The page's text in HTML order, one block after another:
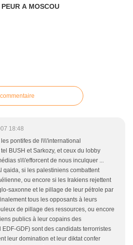
A MOSCOU
18:48
pontifes de l\\\'international
BUSH et Sarkozy, et ceux du lobby
s\\\'efforcent de nous inculquer ...
qaida, si les palestiniens combattent
ou encore si les Irakiens rejettent
saxonne et le pillage de leur pétrole par
tous les opposants à leurs
de pillage des ressources, ou encore
publics à leur copains des
GDF) sont des candidats terrorristes
leur domination et leur diktat confer